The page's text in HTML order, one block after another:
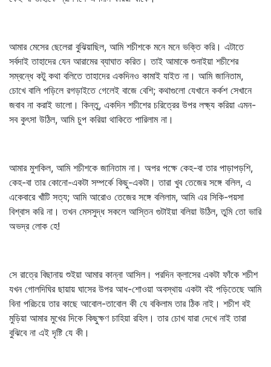
আমার মেসের ছেলেরা বুঝিয়াছিল, আমি শচীশকে মনে মনে ভক্তি করি। এটাতে
সর্বদাই তাহাদের যেন আরামের ব্যাঘাত করিত। তাই আমাকে শুনাইয়া শচীশের
সম্বন্ধে কটু কথা বলিতে তাহাদের একদিনও কামাই যাইত না। আমি জানিতাম,
চোখে বালি পড়িলে রগড়াইতে গেলেই বাজে বেশি; কথাগুলো যেখানে কর্কশ সেখানে
জবাব না করাই ভালো। কিন্তু, একদিন শচীশের চরিত্রের উপর লক্ষ্য করিয়া এমন-
সব কুৎসা উঠিল, আমি চুপ করিয়া থাকিতে পারিলাম না।
আমার মুশকিল, আমি শচীশকে জানিতাম না। অপর পক্ষে কেহ-বা তার পাড়াপড়শি,
কেহ-বা তার কোনো-একটা সম্পর্কে কিছু-একটা। তারা খুব তেজের সঙ্গে বলিল, এ
একেবারে খাঁটি সত্য; আমি আরোও তেজের সঙ্গে বলিলাম, আমি এর সিকি-পয়সা
বিশ্বাস করি না। তখন মেসসুদ্ধ সকলে আস্তিন গুটাইয়া বলিয়া উঠিল, তুমি তো ভারি
অভদ্র লোক হে!
সে রাত্রে বিছানায় শুইয়া আমার কান্না আসিল। পরদিন ক্লাসের একটা ফাঁকে শচীশ
যখন গোলদিঘির ছায়ায় ঘাসের উপর আধ-শোওয়া অবস্থায় একটা বই পড়িতেছে আমি
বিনা পরিচয়ে তার কাছে আবোল-তাবোল কী যে বকিলাম তার ঠিক নাই। শচীশ বই
মুড়িয়া আমার মুখের দিকে কিছুক্ষণ চাহিয়া রহিল। তার চোখ যারা দেখে নাই তারা
বুঝিবে না এই দৃষ্টি যে কী।